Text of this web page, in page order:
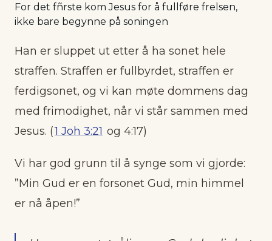
For det fñrste kom Jesus for å fullføre frelsen,
ikke bare begynne på soningen
Han er sluppet ut etter å ha sonet hele
straffen. Straffen er fullbyrdet, straffen er
ferdigsonet, og vi kan møte dommens dag
med frimodighet, når vi står sammen med
Jesus. (1 Joh 3:21 og 4:17)
Vi har god grunn til å synge som vi gjorde:
”Min Gud er en forsonet Gud, min himmel
er nå åpen!”